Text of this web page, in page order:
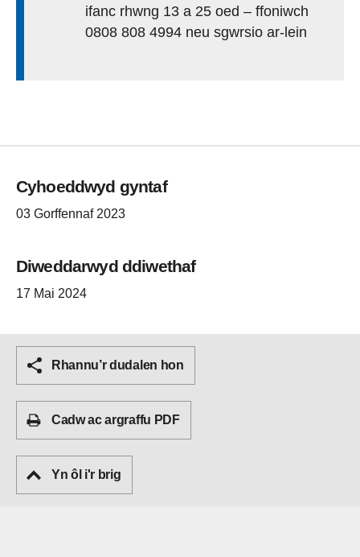
ifanc rhwng 13 a 25 oed – ffoniwch
0808 808 4994 neu sgwrsio ar-lein
Cyhoeddwyd gyntaf
03 Gorffennaf 2023
Diweddarwyd ddiwethaf
17 Mai 2024
Rhannu’r dudalen hon
Cadw ac argraffu PDF
Yn ôl i'r brig